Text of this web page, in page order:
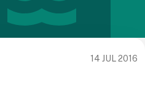
14 JUL 2016